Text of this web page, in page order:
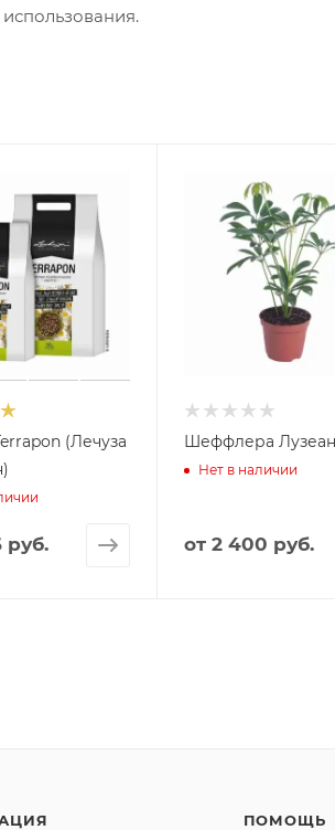
(Лечуза
руб.
Шеффлера
Нет в наличии
от 2 400 руб.
ПОМОЩЬ